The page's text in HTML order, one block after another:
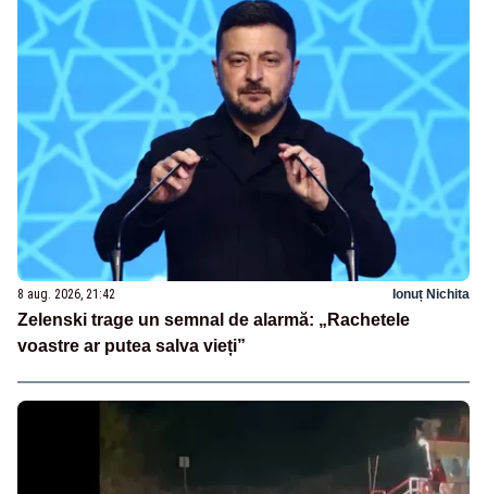
8 aug. 2026, 21:42 Ionuț Nichita
Zelenski trage un semnal de alarmă: „Rachetele
voastre ar putea salva vieți”